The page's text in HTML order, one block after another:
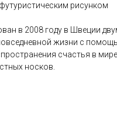
рисунком
в 2008 году в Швеции
жизни с
счастья в
носков.